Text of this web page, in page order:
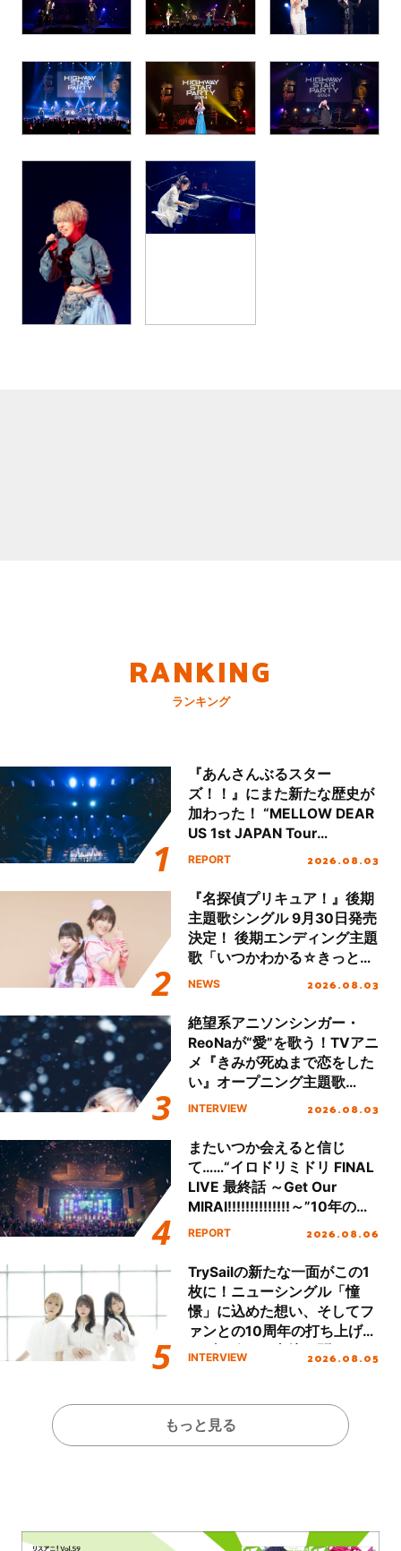
RANKING
ランキング
『あんさんぶるスター
ズ！！』にまた新たな歴史が
加わった！ “MELLOW DEAR
US 1st JAPAN Tour
Final「NICE to meet YOU
ート!!
REPORT 2026.08.03
『名探偵プリキュア！』後期
主題歌シングル 9月30日発売
決定！ 後期エンディング主題
歌「いつかわかる☆きっとあ
える」TVサイズ先行配信開
NEWS 2026.08.03
絶望系アニソンシンガー・
ReoNaが“愛”を歌う！TVアニ
メ『きみが死ぬまで恋をした
い』オープニング主題歌
「Amore」インタビュー
INTERVIEW 2026.08.03
またいつか会えると信じ
て……“イロドリミドリ FINAL
LIVE 最終話 ～Get Our
MIRAI!!!!!!!!!!!!!!～”10年の活
動を経てファイナルを迎える
REPORT 2026.08.06
TrySailの新たな一面がこの1
枚に！ニューシングル「憧
憬」に込めた想い、そしてフ
ァンとの10周年の打ち上げラ
イブを終えた心境を聞いた。
INTERVIEW 2026.08.05
もっと見る